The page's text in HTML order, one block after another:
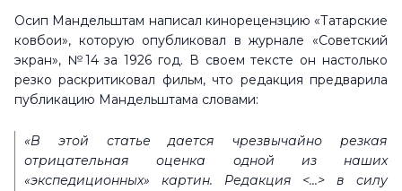
Осип Мандельштам написал кинорецензцию «Татарские
ковбои», которую опубликовал в журнале «Советский
экран», №14 за 1926 год. В своем тексте он настолько
резко раскритиковал фильм, что редакция предварила
публикацию Мандельштама словами:
«В этой статье дается чрезвычайно резкая
отрицательная оценка одной из наших
«экспедиционных» картин. Редакция <...> в силу